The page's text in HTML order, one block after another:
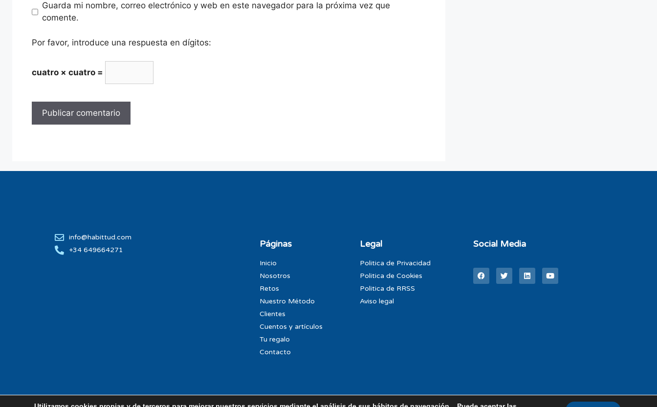
Guarda mi nombre, correo electrónico y web en este navegador para la próxima vez que
comente.
Por favor, introduce una respuesta en dígitos:
cuatro × cuatro =
info@habittud.com
+34 649664271
Páginas
Inicio
Nosotros
Retos
Nuestro Método
Clientes
Cuentos y artículos
Tu regalo
Contacto
Legal
Politica de Privacidad
Politica de Cookies
Politica de RRSS
Aviso legal
Social Media